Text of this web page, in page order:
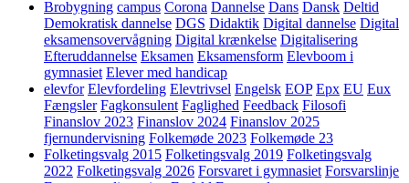
Brobygning campus Corona Dannelse Dans Dansk Deltid
Demokratisk dannelse DGS Didaktik Digital dannelse Digital
eksamensovervågning Digital krænkelse Digitalisering
Efteruddannelse Eksamen Eksamensform Elevboom i
gymnasiet Elever med handicap
elevfor Elevfordeling Elevtrivsel Engelsk EOP Epx EU Eux
Fængsler Fagkonsulent Faglighed Feedback Filosofi
Finanslov 2023 Finanslov 2024 Finanslov 2025
fjernundervisning Folkemøde 2023 Folkemøde 23
Folketingsvalg 2015 Folketingsvalg 2019 Folketingsvalg
2022 Folketingsvalg 2026 Forsvaret i gymnasiet Forsvarslinje